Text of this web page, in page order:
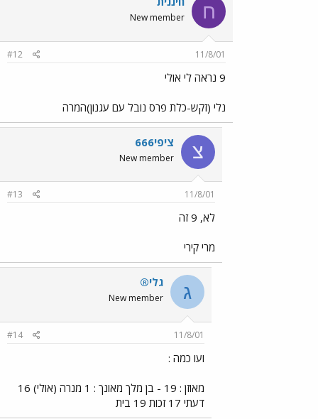
ח New member
11/8/01
#12
9 נראה לי אולי
נלי (זקש-כלת פרס נובל עם עגנון)המרה
צ ציפי666
New member
11/8/01
#13
לא, 9 זה
מרי קירי
ג גלי®
New member
11/8/01
#14
ועו כמה :
מאוזן : 19 - בן מלך מאונך : 1 מנרה (אולי) 16
דעתי 17 זכות 19 בית